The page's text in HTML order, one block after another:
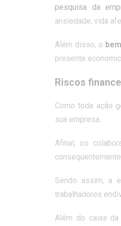
pesquisa da
ansiedade, vida
Além disso, o
presente
Riscos
Como toda ação
sua empresa.
Afinal, os
Sendo assim, a
trabalhadores
Além do caixa da